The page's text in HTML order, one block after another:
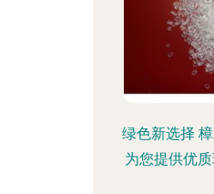
绿色新选择
为您提供优